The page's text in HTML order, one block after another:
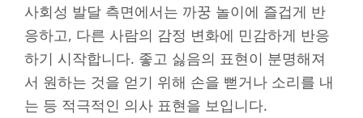
사회성 발달 측면에서는 까꿍 놀이에 즐겁게 반
응하고, 다른 사람의 감정 변화에 민감하게 반응
하기 시작합니다. 좋고 싫음의 표현이 분명해져
서 원하는 것을 얻기 위해 손을 뻗거나 소리를 내
는 등 적극적인 의사 표현을 보입니다.